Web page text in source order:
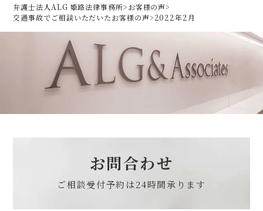
弁護士法人ALG 姫路法律事務所>お客様の声>
交通事故でご相談いただいたお客様の声>2022年2月
お問合わせ
ご相談受付予約は24時間承ります